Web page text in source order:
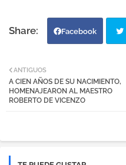
Facebook
tter
ANTIGUOS
A CIEN AÑOS DE SU NACIMIENTO,
HOMENAJEARON AL MAESTRO
ROBERTO DE VICENZO